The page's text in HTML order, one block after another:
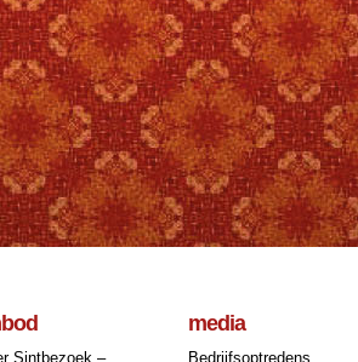
Sintbezoek –
media
Bedrijfsoptredens